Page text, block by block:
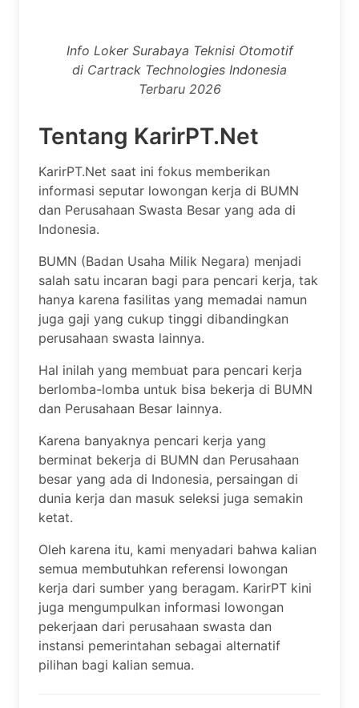
Info Loker Surabaya Teknisi Otomotif
di Cartrack Technologies Indonesia
Terbaru 2026
Tentang KarirPT.Net
KarirPT.Net saat ini fokus memberikan
informasi seputar lowongan kerja di BUMN
dan Perusahaan Swasta Besar yang ada di
Indonesia.
BUMN (Badan Usaha Milik Negara) menjadi
salah satu incaran bagi para pencari kerja, tak
hanya karena fasilitas yang memadai namun
juga gaji yang cukup tinggi dibandingkan
perusahaan swasta lainnya.
Hal inilah yang membuat para pencari kerja
berlomba-lomba untuk bisa bekerja di BUMN
dan Perusahaan Besar lainnya.
Karena banyaknya pencari kerja yang
berminat bekerja di BUMN dan Perusahaan
besar yang ada di Indonesia, persaingan di
dunia kerja dan masuk seleksi juga semakin
ketat.
Oleh karena itu, kami menyadari bahwa kalian
semua membutuhkan referensi lowongan
kerja dari sumber yang beragam. KarirPT kini
juga mengumpulkan informasi lowongan
pekerjaan dari perusahaan swasta dan
instansi pemerintahan sebagai alternatif
pilihan bagi kalian semua.